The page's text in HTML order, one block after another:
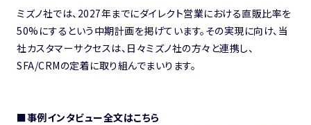
ミズノ社では、2027年までにダイレクト営業における直販比率を
50%にするという中期計画を掲げています。その実現に向け、当
社カスタマーサクセスは、日々ミズノ社の方々と連携し、
SFA/CRMの定着に取り組んでまいります。
■事例インタビュー全文はこちら